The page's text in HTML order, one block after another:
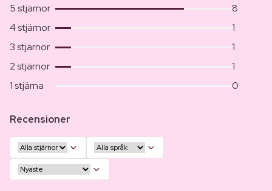
5 stjärnor
8
4 stjärnor
1
3 stjärnor
1
2 stjärnor
1
1 stjärna
0
Recensioner